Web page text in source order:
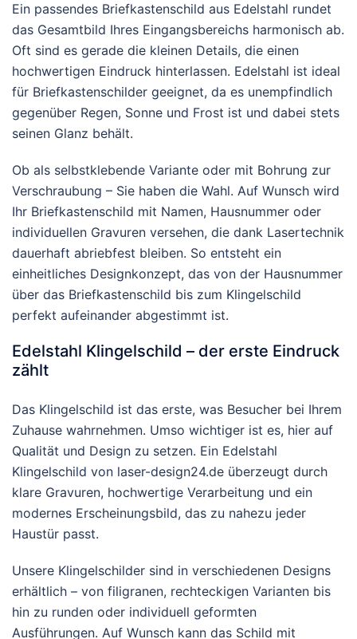
Ein passendes Briefkastenschild aus Edelstahl rundet
das Gesamtbild Ihres Eingangsbereichs harmonisch ab.
Oft sind es gerade die kleinen Details, die einen
hochwertigen Eindruck hinterlassen. Edelstahl ist ideal
für Briefkastenschilder geeignet, da es unempfindlich
gegenüber Regen, Sonne und Frost ist und dabei stets
seinen Glanz behält.
Ob als selbstklebende Variante oder mit Bohrung zur
Verschraubung – Sie haben die Wahl. Auf Wunsch wird
Ihr Briefkastenschild mit Namen, Hausnummer oder
individuellen Gravuren versehen, die dank Lasertechnik
dauerhaft abriebfest bleiben. So entsteht ein
einheitliches Designkonzept, das von der Hausnummer
über das Briefkastenschild bis zum Klingelschild
perfekt aufeinander abgestimmt ist.
Edelstahl Klingelschild – der erste Eindruck
zählt
Das Klingelschild ist das erste, was Besucher bei Ihrem
Zuhause wahrnehmen. Umso wichtiger ist es, hier auf
Qualität und Design zu setzen. Ein Edelstahl
Klingelschild von laser-design24.de überzeugt durch
klare Gravuren, hochwertige Verarbeitung und ein
modernes Erscheinungsbild, das zu nahezu jeder
Haustür passt.
Unsere Klingelschilder sind in verschiedenen Designs
erhältlich – von filigranen, rechteckigen Varianten bis
hin zu runden oder individuell geformten
Ausführungen. Auf Wunsch kann das Schild mit